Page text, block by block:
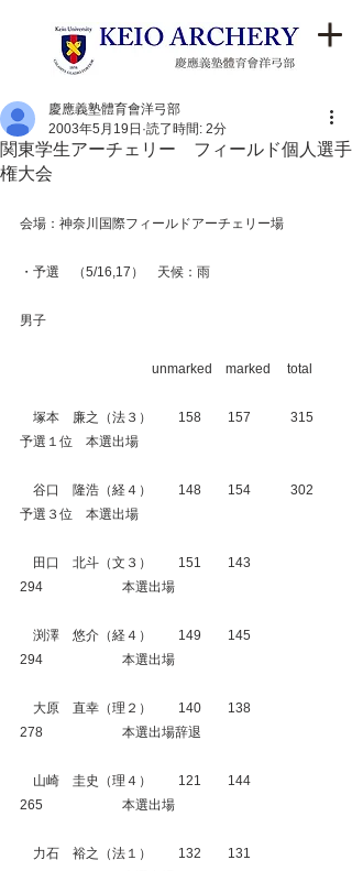
関東学生アーチェリー フィールド個人選手
権大会
慶應義塾體育會洋弓部
2003年5月19日 読了時間: 2分
会場：神奈川国際フィールドアーチェリー場
・予選　（5/16,17）　天候：雨
男子
unmarked　marked　 total
塚本　廉之（法３）　　158　　157　　　315
予選１位　本選出場
谷口　隆浩（経４）　　148　　154　　　302
予選３位　本選出場
田口　北斗（文３）　　151　　143
294　　　　　　本選出場
渕澤　悠介（経４）　　149　　145
294　　　　　　本選出場
大原　直幸（理２）　　140　　138
278　　　　　　本選出場辞退
山崎　圭史（理４）　　121　　144
265　　　　　　本選出場
力石　裕之（法１）　　132　　131